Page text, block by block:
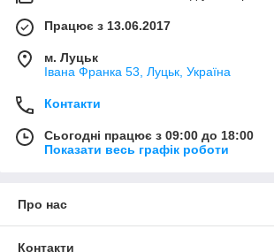
Працює з 13.06.2017
м. Луцьк
Івана Франка 53, Луцьк, Україна
Контакти
Сьогодні працює з 09:00 до 18:00
Показати весь графік роботи
Про нас
Контакти